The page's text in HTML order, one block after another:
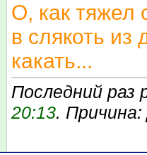
О, как тяжел
в слякоть из
какать...
Последний раз
20:13.